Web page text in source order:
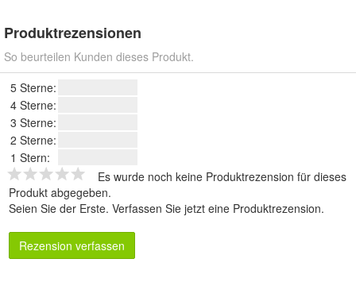
Produktrezensionen
So beurteilen Kunden dieses Produkt.
5 Sterne:
4 Sterne:
3 Sterne:
2 Sterne:
1 Stern:
Es wurde noch keine Produktrezension für dieses
Produkt abgegeben.
Seien Sie der Erste. Verfassen Sie jetzt eine Produktrezension.
Rezension verfassen